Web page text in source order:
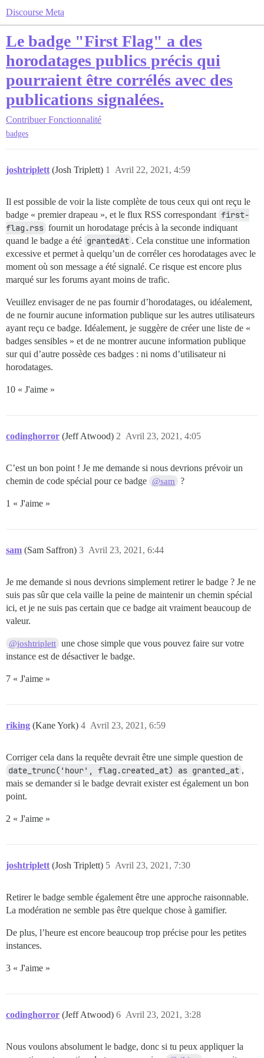
Discourse Meta
Le badge "First Flag" a des
horodatages publics précis qui
pourraient être corrélés avec des
publications signalées.
Contribuer Fonctionnalité
badges
joshtriplett (Josh Triplett) Avril 22, 2021, 4:59
1
Il est possible de voir la liste complète de tous ceux qui ont reçu le
badge « premier drapeau », et le flux RSS correspondant first-
flag.rss fournit un horodatage précis à la seconde indiquant
quand le badge a été grantedAt . Cela constitue une information
excessive et permet à quelqu’un de corréler ces horodatages avec le
moment où son message a été signalé. Ce risque est encore plus
marqué sur les forums ayant moins de trafic.
Veuillez envisager de ne pas fournir d’horodatages, ou idéalement,
de ne fournir aucune information publique sur les autres utilisateurs
ayant reçu ce badge. Idéalement, je suggère de créer une liste de «
badges sensibles » et de ne montrer aucune information publique
sur qui d’autre possède ces badges : ni noms d’utilisateur ni
horodatages.
10 « J'aime »
codinghorror (Jeff Atwood) Avril 23, 2021, 4:05
2
C’est un bon point ! Je me demande si nous devrions prévoir un
chemin de code spécial pour ce badge @sam ?
1 « J'aime »
sam (Sam Saffron) Avril 23, 2021, 6:44
3
Je me demande si nous devrions simplement retirer le badge ? Je ne
suis pas sûr que cela vaille la peine de maintenir un chemin spécial
ici, et je ne suis pas certain que ce badge ait vraiment beaucoup de
valeur.
@joshtriplett une chose simple que vous pouvez faire sur votre
instance est de désactiver le badge.
7 « J'aime »
riking (Kane York) Avril 23, 2021, 6:59
4
Corriger cela dans la requête devrait être une simple question de
date_trunc('hour', flag.created_at) as granted_at ,
mais se demander si le badge devrait exister est également un bon
point.
2 « J'aime »
joshtriplett (Josh Triplett) Avril 23, 2021, 7:30
5
Retirer le badge semble également être une approche raisonnable.
La modération ne semble pas être quelque chose à gamifier.
De plus, l’heure est encore beaucoup trop précise pour les petites
instances.
3 « J'aime »
codinghorror (Jeff Atwood) Avril 23, 2021, 3:28
6
Nous voulons absolument le badge, donc si tu peux appliquer la